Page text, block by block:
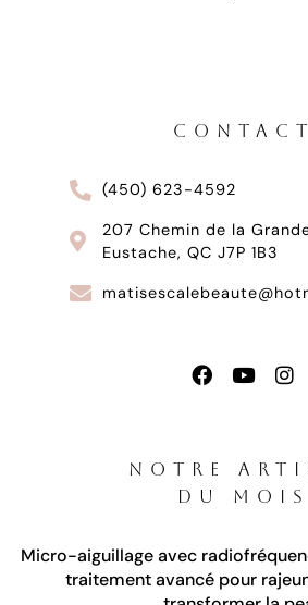
CONTACT
(450) 623-4592
207 Chemin de la
Eustache, QC J7P 1B3
NOTRE
DU MOIS
Micro-aiguillage avec
traitement avancé pour